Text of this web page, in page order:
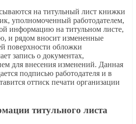
на титульный лист книжки
уполномоченный работодателем,
информацию на титульном листе,
и рядом вносит измененные
поверхности обложки
запись о документах,
для внесения изменений. Данная
подписью работодателя и в
оттиск печати организации
титульного листа